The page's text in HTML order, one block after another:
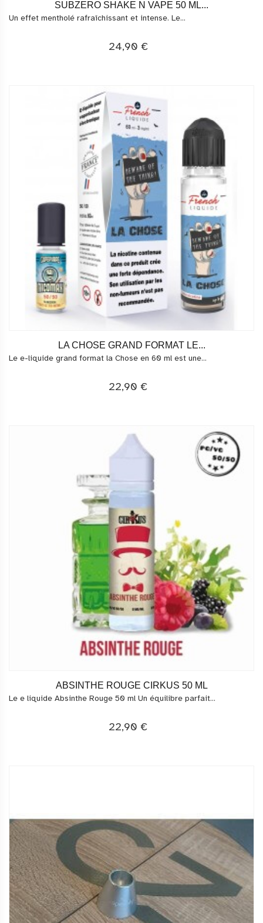
SUBZERO SHAKE N VAPE 50 ML...
Un effet mentholé rafraîchissant et intense. Le...
24,90 €
LA CHOSE GRAND FORMAT LE...
Le e-liquide grand format la Chose en 60 ml est une...
22,90 €
ABSINTHE ROUGE CIRKUS 50 ML
Le e liquide Absinthe Rouge 50 ml Un équilibre parfait...
22,90 €